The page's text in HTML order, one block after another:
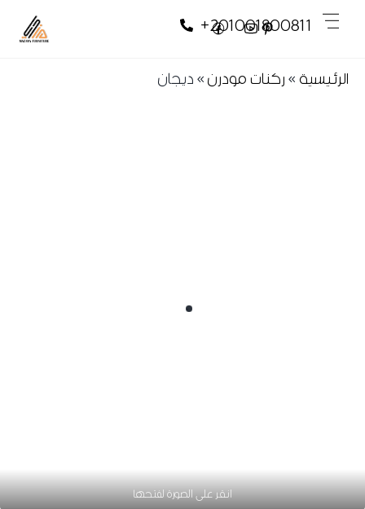
+201001800811
الرئيسية»ركنات مودرن»ديجان
انقر على الصورة لفتحها